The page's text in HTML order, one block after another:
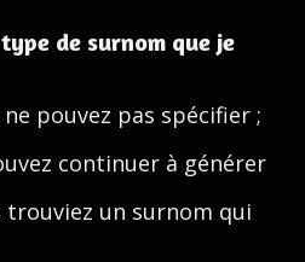
de surnom que je
pouvez pas spécifier ;
continuer à générer
trouviez un surnom qui